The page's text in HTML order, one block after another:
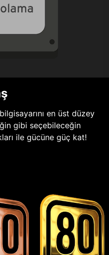
en üst düzey
gibi seçebileceğin
ile gücüne güç kat!